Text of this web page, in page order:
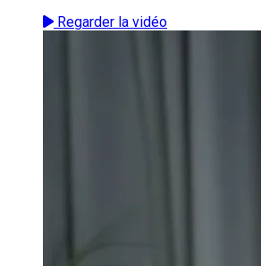
Regarder la vidéo